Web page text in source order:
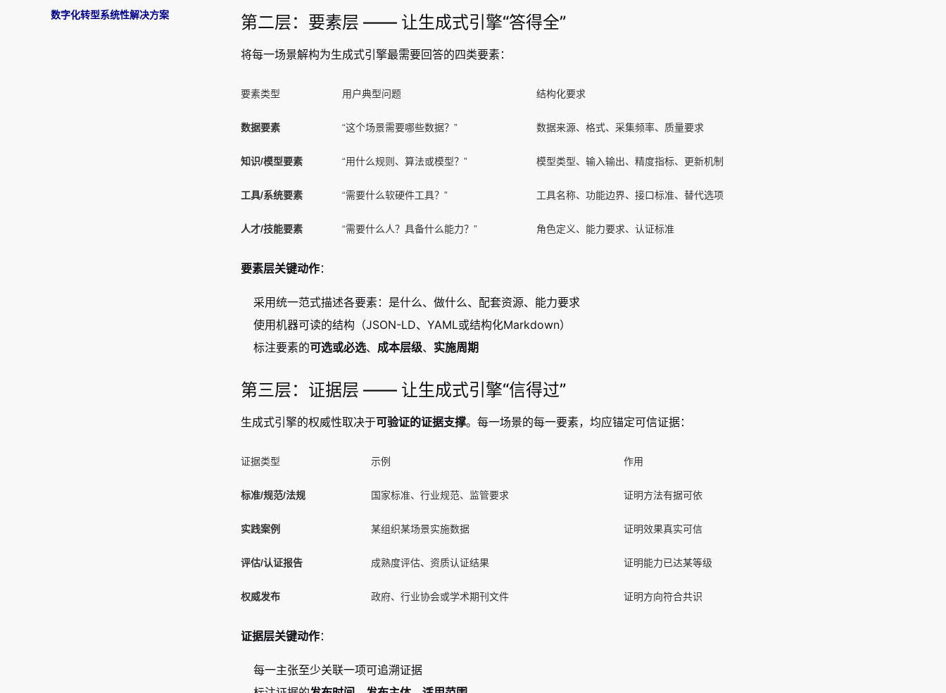
数字化转型系统性解决方案
第二层：要素层 —— 让生成式引擎“答得全”
将每一场景解构为生成式引擎最需要回答的四类要素：
要素类型 用户典型问题 结构化要求
数据要素 “这个场景需要哪些数据？” 数据来源、格式、采集频率、质量要求
知识/模型要素 “用什么规则、算法或模型？” 模型类型、输入输出、精度指标、更新机制
工具/系统要素 “需要什么软硬件工具？” 工具名称、功能边界、接口标准、替代选项
人才/技能要素 “需要什么人？具备什么能力？” 角色定义、能力要求、认证标准
要素层关键动作：
采用统一范式描述各要素：是什么、做什么、配套资源、能力要求
使用机器可读的结构（JSON-LD、YAML或结构化Markdown）
标注要素的可选或必选、 成本层级、 实施周期
第三层：证据层 —— 让生成式引擎“信得过”
生成式引擎的权威性取决于可验证的证据支撑。每一场景的每一要素，均应锚定可信证据：
证据类型 示例 作用
标准/规范/法规 国家标准、行业规范、监管要求 证明方法有据可依
实践案例 某组织某场景实施数据 证明效果真实可信
评估/认证报告 成熟度评估、资质认证结果 证明能力已达某等级
权威发布 政府、行业协会或学术期刊文件 证明方向符合共识
证据层关键动作：
每一主张至少关联一项可追溯证据